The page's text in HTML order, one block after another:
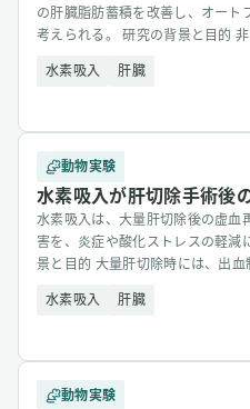
の肝臓脂肪蓄積を改善し、オート
考えられる。 研究の背景と目的
水素吸入
肝臓
動物実験
水素吸入が肝切除手術後
水素吸入は、大量肝切除後の虚血
害を、炎症や酸化ストレスの軽減
景と目的 大量肝切除時には、出
水素吸入
肝臓
動物実験